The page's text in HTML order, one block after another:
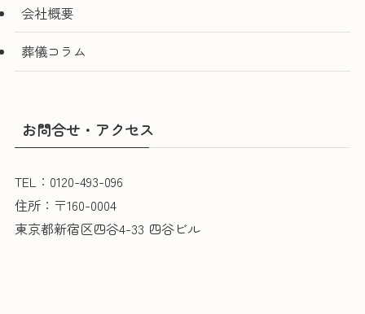
会社概要
葬儀コラム
お問合せ・アクセス
TEL：0120-493-096
住所：〒160-0004
東京都新宿区四谷4-33 四谷ビル